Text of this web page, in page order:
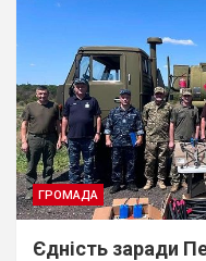
ГРОМАДА
Єдність заради